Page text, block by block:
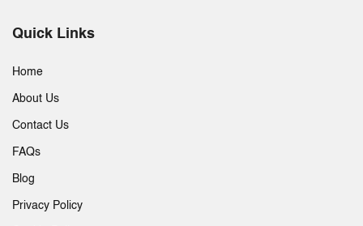
Quick Links
Home
About Us
Contact Us
FAQs
Blog
Privacy Policy